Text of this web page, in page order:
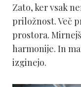
Zato, ker vsak
priložnost. Več
prostora.
harmonije. In
izginejo.